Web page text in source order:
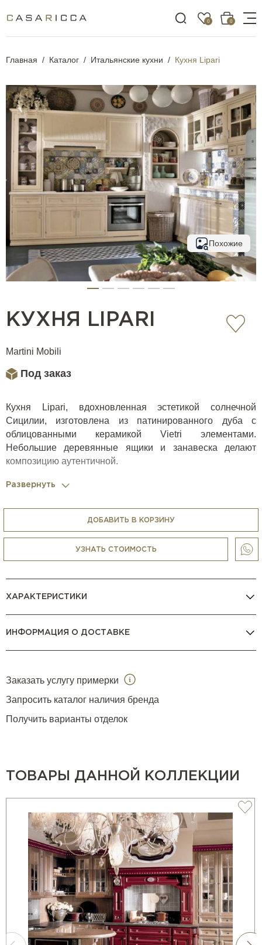
0 0
Главная Каталог Итальянские кухни Кухня Lipari
Похожие
КУХНЯ LIPARI
Martini Mobili
Под заказ
Кухня Lipari, вдохновленная эстетикой солнечной
Сицилии, изготовлена из патинированного дуба с
облицованными керамикой Vietri элементами.
Небольшие деревянные ящики и занавеска делают
композицию аутентичной.
Casa Ricca Expo комплектует кухни всей необходимой
бытовой техникой (варочные панели, духовки, вытяжки,
кофемашины, холодильники, блендеры, измельчители,
микроволновки, пароварки и др.) любых брендов, в том
числеV Zug,Gaggenau,La Cornue,Smeg,BORKи др.
Развернуть
ДОБАВИТЬ В КОРЗИНУ
УЗНАТЬ СТОИМОСТЬ
ХАРАКТЕРИСТИКИ
ИНФОРМАЦИЯ О ДОСТАВКЕ
Заказать услугу примерки
Запросить каталог наличия бренда
Получить варианты отделок
ТОВАРЫ ДАННОЙ КОЛЛЕКЦИИ